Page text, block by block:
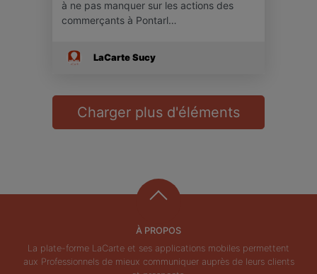
à ne pas manquer sur les actions des
commerçants à Pontarl…
LaCarte Sucy
Charger plus d'éléments
À PROPOS
La plate-forme LaCarte et ses applications mobiles permettent
aux Professionnels de mieux communiquer auprès de leurs clients